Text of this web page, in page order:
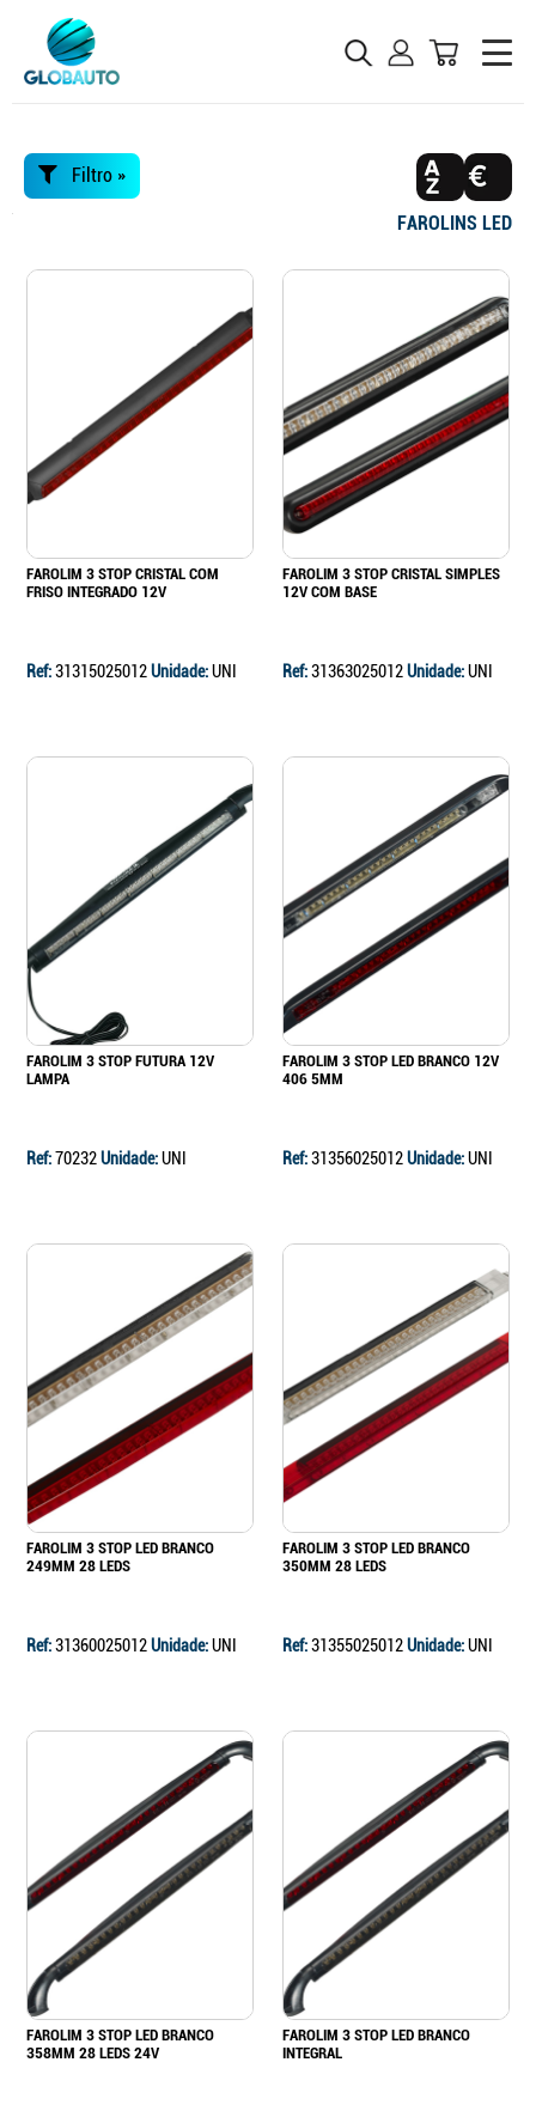
Filtro »
FAROLINS LED
FAROLIM 3 STOP CRISTAL COM
FRISO INTEGRADO 12V
Ref:31315025012Unidade:UNI
FAROLIM 3 STOP CRISTAL SIMPLES
12V COM BASE
Ref:31363025012Unidade:UNI
FAROLIM 3 STOP FUTURA 12V
LAMPA
Ref:70232Unidade:UNI
FAROLIM 3 STOP LED BRANCO 12V
406 5MM
Ref:31356025012Unidade:UNI
FAROLIM 3 STOP LED BRANCO
249MM 28 LEDS
Ref:31360025012Unidade:UNI
FAROLIM 3 STOP LED BRANCO
350MM 28 LEDS
Ref:31355025012Unidade:UNI
FAROLIM 3 STOP LED BRANCO
358MM 28 LEDS 24V
FAROLIM 3 STOP LED BRANCO
INTEGRAL